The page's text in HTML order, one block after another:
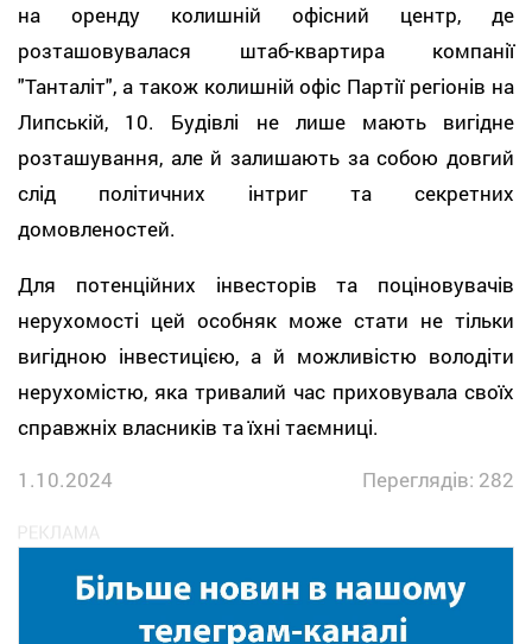
на оренду колишній офісний центр, де
розташовувалася штаб-квартира компанії
"Танталіт", а також колишній офіс Партії регіонів на
Липській, 10. Будівлі не лише мають вигідне
розташування, але й залишають за собою довгий
слід політичних інтриг та секретних
домовленостей.
Для потенційних інвесторів та поціновувачів
нерухомості цей особняк може стати не тільки
вигідною інвестицією, а й можливістю володіти
нерухомістю, яка тривалий час приховувала своїх
справжніх власників та їхні таємниці.
1.10.2024
Переглядів: 282